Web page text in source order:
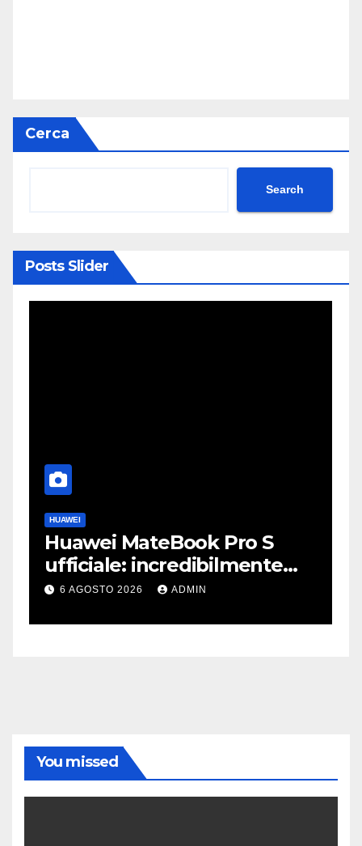
Cerca
Search
Posts Slider
HUAWEI
Huawei MateBook Pro S
ufficiale: incredibilmente
leggero e supersottile
6 AGOSTO 2026 ADMIN
You missed